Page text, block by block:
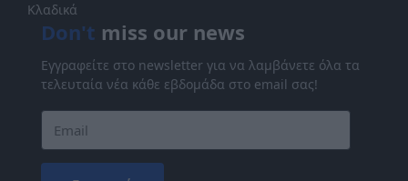
Κλαδικά
Don't miss our news
Εγγραφείτε στο newsletter για να λαμβάνετε όλα τα
τελευταία νέα κάθε εβδομάδα στο email σας!